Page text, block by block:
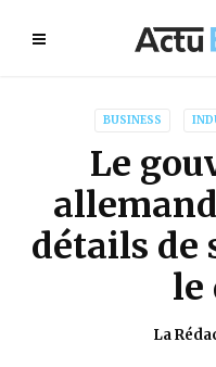
BUSINESS
Le
détails de
le
La